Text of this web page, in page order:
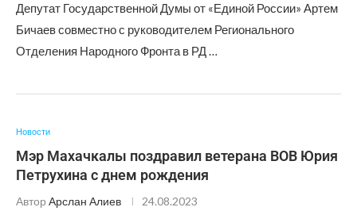
Депутат Государственной Думы от «Единой России» Артем
Бичаев совместно с руководителем Регионального
Отделения Народного Фронта в РД …
Новости
Мэр Махачкалы поздравил ветерана ВОВ Юрия
Петрухина с днем рождения
Автор Арслан Алиев 24.08.2023